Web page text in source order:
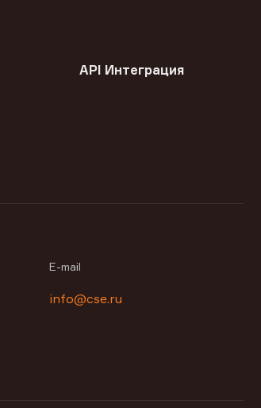
API Интеграция
E-mail
info@cse.ru